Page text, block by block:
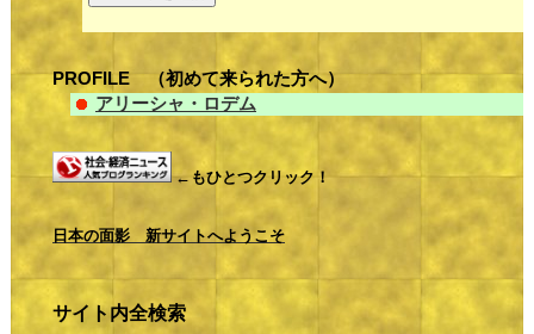
PROFILE （初めて来られた方へ）
アリーシャ・ロデム
←もひとつクリック！
日本の面影 新サイトへようこそ
サイト内全検索